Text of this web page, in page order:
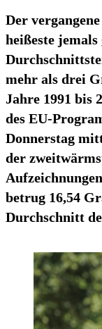
Der
heißeste jemals
mehr als drei
Jahre 1991 bis
des EU-
Donnerstag
der
betrug 16,54
Durchschnitt